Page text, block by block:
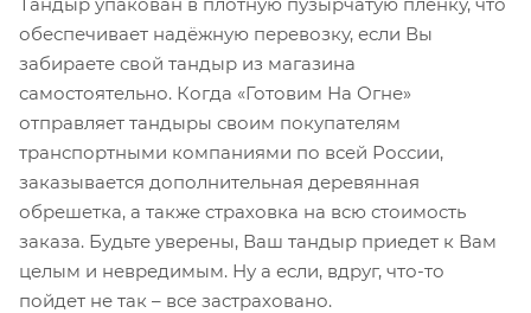
обеспечивает надёжную перевозку, если Вы
забираете свой тандыр из магазина
самостоятельно. Когда «Готовим На Огне»
отправляет тандыры своим покупателям
транспортными компаниями по всей России,
заказывается дополнительная деревянная
обрешетка, а также страховка на всю стоимость
заказа. Будьте уверены, Ваш тандыр приедет к Вам
целым и невредимым. Ну а если, вдруг, что-то
пойдет не так – все застраховано.